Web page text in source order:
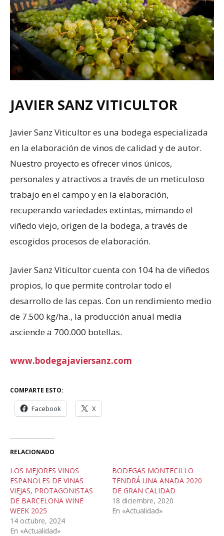
JAVIER SANZ VITICULTOR
Javier Sanz Viticultor es una bodega especializada
en la elaboración de vinos de calidad y de autor.
Nuestro proyecto es ofrecer vinos únicos,
personales y atractivos a través de un meticuloso
trabajo en el campo y en la elaboración,
recuperando variedades extintas, mimando el
viñedo viejo, origen de la bodega, a través de
escogidos procesos de elaboración.
Javier Sanz Viticultor cuenta con 104 ha de viñedos
propios, lo que permite controlar todo el
desarrollo de las cepas. Con un rendimiento medio
de 7.500 kg/ha., la producción anual media
asciende a 700.000 botellas.
www.bodegajaviersanz.com
COMPARTE ESTO:
Facebook X
RELACIONADO
LOS MEJORES VINOS
ESPAÑOLES DE VIÑAS
VIEJAS, PROTAGONISTAS
DE BARCELONA WINE
WEEK 2025
14 octubre, 2024
En «Actualidad»
BODEGAS MONTECILLO
TENDRÁ UNA AÑADA 2020
DE GRAN CALIDAD
18 diciembre, 2020
En «Actualidad»